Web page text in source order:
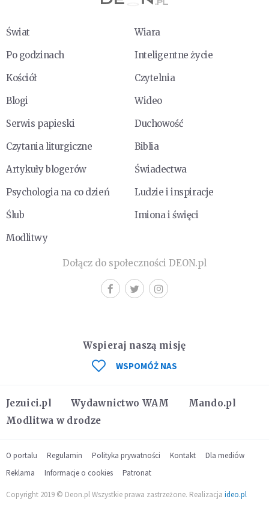
Świat
Wiara
Po godzinach
Inteligentne życie
Kościół
Czytelnia
Blogi
Wideo
Serwis papieski
Duchowość
Czytania liturgiczne
Biblia
Artykuły blogerów
Świadectwa
Psychologia na co dzień
Ludzie i inspiracje
Ślub
Imiona i święci
Modlitwy
Dołącz do społeczności DEON.pl
Jezuici.pl Wydawnictwo WAM
Mando.pl
Modlitwa w drodze
Wspieraj naszą misję
WSPOMÓŻ NAS
O portalu Regulamin Polityka prywatności Kontakt
Dla mediów
Reklama
Informacje o cookies Patronat
Copyright 2019 © Deon.pl Wszystkie prawa zastrzeżone. Realizacja ideo.pl